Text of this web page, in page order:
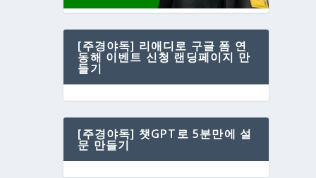
[주경야독] 리애디로 구글 폼 연
동해 이벤트 신청 랜딩페이지 만
들기
[주경야독] 챗GPT로 5분만에 설
문 만들기